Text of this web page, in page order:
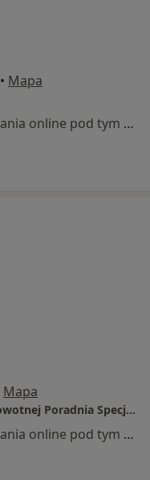
• Mapa
Specjalista nie oferuje umawiania online pod tym adresem.
Mapa
Niepubliczny Zakład Opieki Zdrowotnej Poradnia Specjalistyczna MEDICAL w Lesznie
Specjalista nie oferuje umawiania online pod tym adresem.